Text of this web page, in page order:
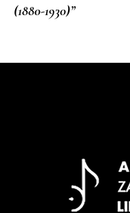
(1880-1930)”